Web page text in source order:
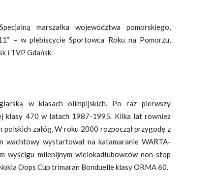
marszałka województwa pomorskiego,
– w plebiscycie Sportowca Roku na Pomorzu,
i TVP Gdańsk.
w klasach olimpijskich. Po raz pierwszy
klasy 470 w latach 1987-1995. Kilka lat również
załóg. W roku 2000 rozpoczął przygodę z
wachtowy wystartował na katamaranie WARTA-
wyścigu milenijnym wielokadłubowców non-stop
Oops Cup trimaran Bonduelle klasy ORMA 60.